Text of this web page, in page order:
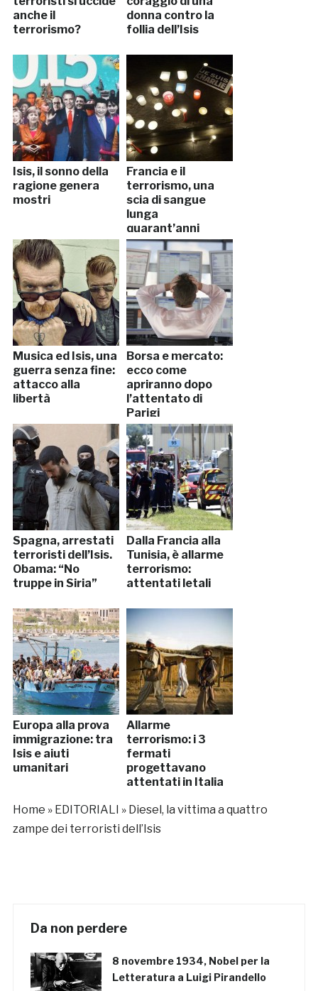
anche il
terrorismo?
donna contro la
follia dell’Isis
Isis, il sonno della
ragione genera
mostri
Francia e il
terrorismo, una
scia di sangue
lunga
quarant’anni
Musica ed Isis, una
guerra senza fine:
attacco alla
libertà
Borsa e mercato:
ecco come
apriranno dopo
l’attentato di
Parigi
Spagna, arrestati
terroristi dell’Isis.
Obama: “No
truppe in Siria”
Dalla Francia alla
Tunisia, è allarme
terrorismo:
attentati letali
Europa alla prova
immigrazione: tra
Isis e aiuti
umanitari
Allarme
terrorismo: i 3
fermati
progettavano
attentati in Italia
Home » EDITORIALI » Diesel, la vittima a quattro
zampe dei terroristi dell’Isis
Da non perdere
8 novembre 1934, Nobel per la
Letteratura a Luigi Pirandello